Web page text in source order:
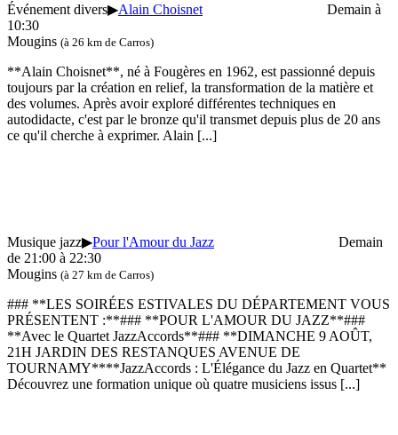
Événement divers▶Alain Choisnet
Demain à
10:30
Mougins (à 26 km de Carros)
**Alain Choisnet**, né à Fougères en 1962, est passionné depuis
toujours par la création en relief, la transformation de la matière et
des volumes. Après avoir exploré différentes techniques en
autodidacte, c'est par le bronze qu'il transmet depuis plus de 20 ans
ce qu'il cherche à exprimer. Alain [...]
Musique jazz▶Pour l'Amour du Jazz
Demain
de 21:00 à 22:30
Mougins (à 27 km de Carros)
### **LES SOIRÉES ESTIVALES DU DÉPARTEMENT VOUS
PRÉSENTENT :**### **POUR L'AMOUR DU JAZZ**###
**Avec le Quartet JazzAccords**### **DIMANCHE 9 AOÛT,
21H JARDIN DES RESTANQUES AVENUE DE
TOURNAMY****JazzAccords : L'Élégance du Jazz en Quartet**
Découvrez une formation unique où quatre musiciens issus [...]